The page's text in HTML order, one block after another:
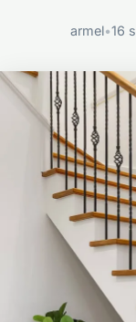
armel•16